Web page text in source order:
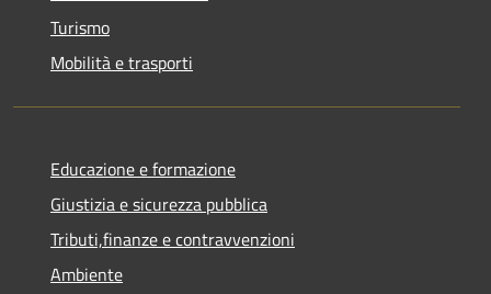
Turismo
Mobilità e trasporti
Educazione e formazione
Giustizia e sicurezza pubblica
Tributi,finanze e contravvenzioni
Ambiente